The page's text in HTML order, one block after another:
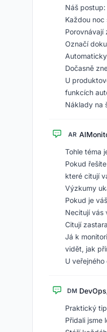
Náš postup:
Každou noc
Porovnávají
Označí
Dočasně
U
funkcích
Náklady na
AR
Tohle téma
Pokud
které citují
Výzkumy
Pokud je
Necitují vás
Citují
Já k
vidět, jak
U
DM
Praktický
Přidali jsme